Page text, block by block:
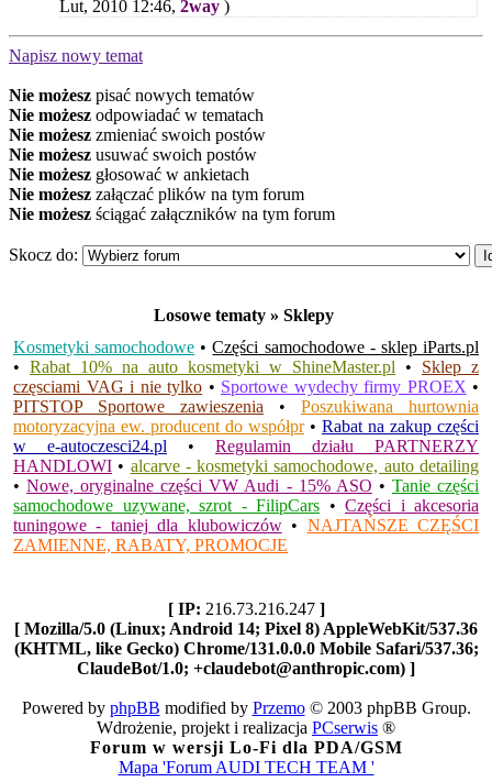
Lut, 2010 12:46, 2way )
Napisz nowy temat
Nie możesz pisać nowych tematów
Nie możesz odpowiadać w tematach
Nie możesz zmieniać swoich postów
Nie możesz usuwać swoich postów
Nie możesz głosować w ankietach
Nie możesz załączać plików na tym forum
Nie możesz ściągać załączników na tym forum
Skocz do:
Losowe tematy » Sklepy
Kosmetyki samochodowe •Części samochodowe - sklep iParts.pl
• Rabat 10% na auto kosmetyki w ShineMaster.pl • Sklep z
częsciami VAG i nie tylko • Sportowe wydechy firmy PROEX •
PITSTOP Sportowe zawieszenia • Poszukiwana hurtownia
motoryzacyjna ew. producent do współpr• Rabat na zakup części
w e-autoczesci24.pl • Regulamin działu PARTNERZY
HANDLOWI • alcarve - kosmetyki samochodowe, auto detailing
•Nowe, oryginalne części VW Audi - 15% ASO • Tanie części
samochodowe uzywane, szrot - FilipCars • Części i akcesoria
tuningowe - taniej dla klubowiczów• NAJTAŃSZE CZĘŚCI
ZAMIENNE, RABATY, PROMOCJE
[ IP: 216.73.216.247 ]
[ Mozilla/5.0 (Linux; Android 14; Pixel 8) AppleWebKit/537.36
(KHTML, like Gecko) Chrome/131.0.0.0 Mobile Safari/537.36;
ClaudeBot/1.0; +claudebot@anthropic.com) ]
Powered by phpBB modified by Przemo© 2003 phpBB Group.
Wdrożenie, projekt i realizacja PCserwis ®
Forum w wersji Lo-Fi dla PDA/GSM
Mapa 'Forum AUDI TECH TEAM '